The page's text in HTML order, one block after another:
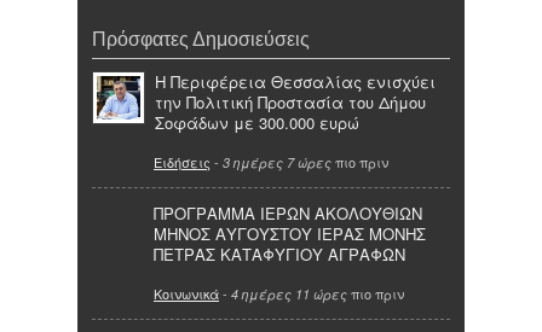
Πρόσφατες Δημοσιεύσεις
Η Περιφέρεια Θεσσαλίας ενισχύει
την Πολιτική Προστασία του Δήμου
Σοφάδων με 300.000 ευρώ
Ειδήσεις - 3 ημέρες 7 ώρες πιο πριν
ΠΡΟΓΡΑΜΜΑ ΙΕΡΩΝ ΑΚΟΛΟΥΘΙΩΝ
ΜΗΝΟΣ ΑΥΓΟΥΣΤΟΥ ΙΕΡΑΣ ΜΟΝΗΣ
ΠΕΤΡΑΣ ΚΑΤΑΦΥΓΙΟΥ ΑΓΡΑΦΩΝ
Κοινωνικά- 4 ημέρες 11 ώρες πιο πριν